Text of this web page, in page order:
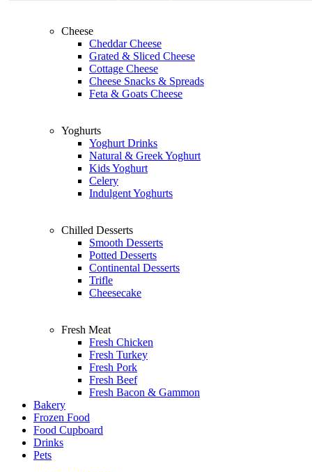
Cheese
Cheddar Cheese
Grated & Sliced Cheese
Cottage Cheese
Cheese Snacks & Spreads
Feta & Goats Cheese
Yoghurts
Yoghurt Drinks
Natural & Greek Yoghurt
Kids Yoghurt
Celery
Indulgent Yoghurts
Chilled Desserts
Smooth Desserts
Potted Desserts
Continental Desserts
Trifle
Cheesecake
Fresh Meat
Fresh Chicken
Fresh Turkey
Fresh Pork
Fresh Beef
Fresh Bacon & Gammon
Bakery
Frozen Food
Food Cupboard
Drinks
Pets